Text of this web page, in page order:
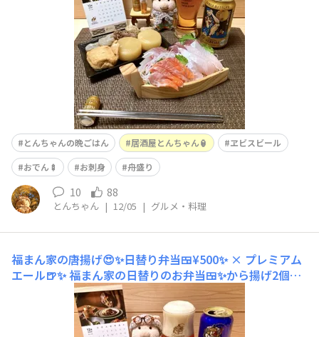
とんちゃんの晩ごはん 居酒屋とんちゃん🏮
ヱビスビール
おでん🍢
お刺身 舟盛り
10 88
とんちゃん | 12/05 | グルメ・料理
福まん家の唐揚げ😍✨日替り弁当🍱¥500✨ × プレミアム
エール🍺✨福まん家の日替りのお弁当🍱✨から揚げ2個🍗
&白身魚フライ🐟これで¥500✨🉐福まん家のから揚げ
は…美味しいんです😍✨笑